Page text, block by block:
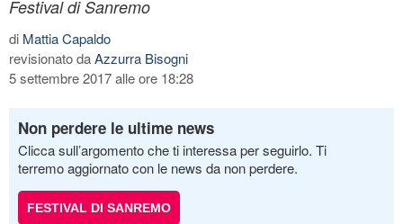
Festival di Sanremo
di Mattia Capaldo
revisionato daAzzurra Bisogni
5 settembre 2017 alle ore 18:28
Non perdere le ultime news
Clicca sull’argomento che ti interessa per seguirlo. Ti
terremo aggiornato con le news da non perdere.
FESTIVAL DI SANREMO